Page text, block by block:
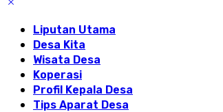
Liputan Utama
Desa Kita
Wisata Desa
Koperasi
Profil Kepala Desa
Tips Aparat Desa